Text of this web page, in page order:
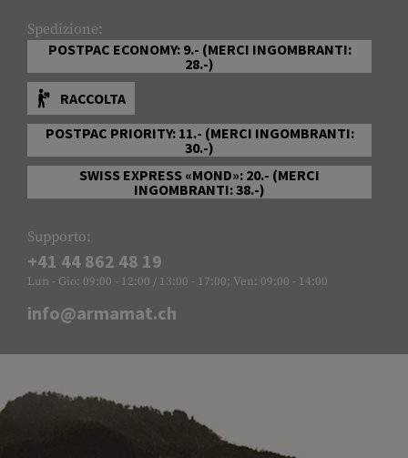
Spedizione:
POSTPAC ECONOMY: 9.- (MERCI INGOMBRANTI:
28.-)
RACCOLTA
POSTPAC PRIORITY: 11.- (MERCI INGOMBRANTI:
30.-)
SWISS EXPRESS «MOND»: 20.- (MERCI
INGOMBRANTI: 38.-)
Supporto:
+41 44 862 48 19
Lun - Gio: 09:00 - 12:00 / 13:00 - 17:00; Ven: 09:00 - 14:00
info@armamat.ch